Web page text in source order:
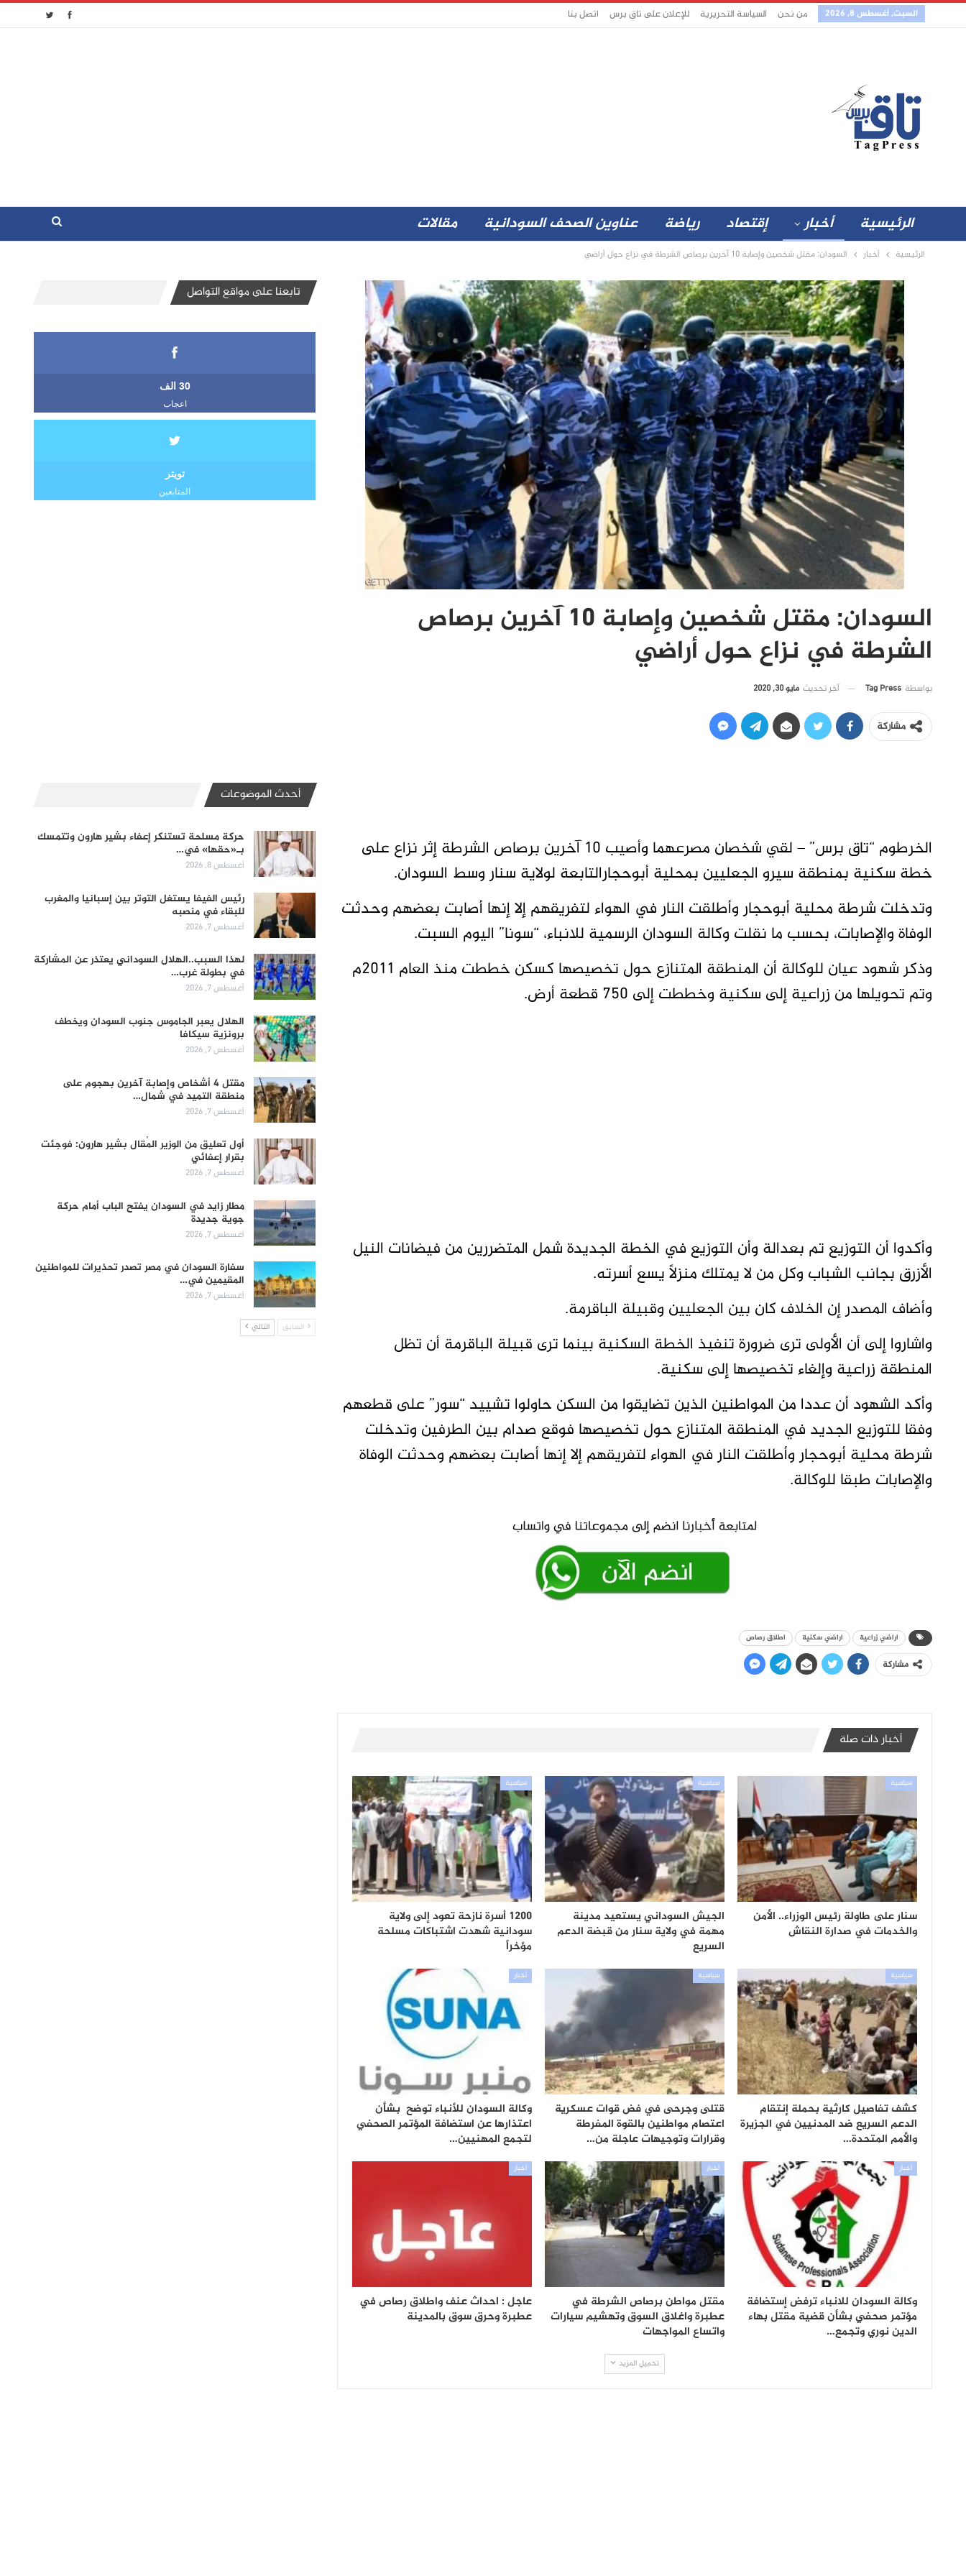
السبت, أغسطس 8, 2026 من نحن السياسة التحريرية للإعلان على تاق برس اتصل بنا
الرئيسية أخبار إقتصاد رياضة عناوين الصحف السودانية مقالات
الرئيسية أخبار السودان: مقتل شخصين وإصابة 10 آخرين برصاص الشرطة في نزاع حول أراضي
السودان: مقتل شخصين وإصابة 10 آخرين برصاص
الشرطة في نزاع حول أراضي
بواسطة Tag Press آخر تحديث مايو 30, 2020
مشاركة
الخرطوم “تاق برس” – لقي شخصان مصرعهما وأصيب 10 آخرين برصاص الشرطة إثر نزاع على
خطة سكنية بمنطقة سيرو الجعليين بمحلية أبوحجارالتابعة لولاية سنار وسط السودان.
وتدخلت شرطة محلية أبوحجار وأطلقت النار في الهواء لتفريقهم إلا إنها أصابت بعضهم وحدثت
الوفاة والإصابات، بحسب ما نقلت وكالة السودان الرسمية للانباء، “سونا” اليوم السبت.
وذكر شهود عيان للوكالة أن المنطقة المتنازع حول تخصيصها كسكن خططت منذ العام 2011م
وتم تحويلها من زراعية إلى سكنية وخططت إلى 750 قطعة أرض.
وأكدوا أن التوزيع تم بعدالة وأن التوزيع في الخطة الجديدة شمل المتضررين من فيضانات النيل
الأزرق بجانب الشباب وكل من لا يمتلك منزلاً يسع أسرته.
وأضاف المصدر إن الخلاف كان بين الجعليين وقبيلة الباقرمة.
واشاروا إلى أن الأولى ترى ضرورة تنفيذ الخطة السكنية بينما ترى قبيلة الباقرمة أن تظل
المنطقة زراعية وإلغاء تخصيصها إلى سكنية.
وأكد الشهود أن عددا من المواطنين الذين تضايقوا من السكن حاولوا تشييد “سور” على قطعهم
وفقا للتوزيع الجديد في المنطقة المتنازع حول تخصيصها فوقع صدام بين الطرفين وتدخلت
شرطة محلية أبوحجار وأطلقت النار في الهواء لتفريقهم إلا إنها أصابت بعضهم وحدثت الوفاة
والإصابات طبقا للوكالة.
اراضي زراعية اراضي سكنية اطلاق رصاص
مشاركة
أخبار ذات صلة
سياسية
سنار على طاولة رئيس الوزراء.. الأمن
والخدمات في صدارة النقاش
سياسية
الجيش السوداني يستعيد مدينة
مهمة في ولاية سنار من قبضة الدعم
السريع
سياسية
1200 أسرة نازحة تعود إلى ولاية
سودانية شهدت اشتباكات مسلحة
مؤخراً
سياسية
كشف تفاصيل كارثية بحملة إنتقام
الدعم السريع ضد المدنيين في الجزيرة
والأمم المتحدة…
سياسية
قتلى وجرحى في فض قوات عسكرية
اعتصام مواطنين بالقوة المفرطة
وقرارات وتوجيهات عاجلة من…
أخبار
وكالة السودان للأنباء توضح بشأن
اعتذارها عن استضافة المؤتمر الصحفي
لتجمع المهنيين…
أخبار
وكالة السودان للانباء ترفض إستضافة
مؤتمر صحفي بشأن قضية مقتل بهاء
الدين نوري وتجمع…
أخبار
مقتل مواطن برصاص الشرطة في
عطبرة واغلاق السوق وتهشيم سيارات
واتساع المواجهات
أخبار
عاجل : احداث عنف واطلاق رصاص في
عطبرة وحرق سوق بالمدينة
تحميل المزيد
تابعنا على مواقع التواصل
30 الف
اعجاب
تويتر
المتابعين
أحدث الموضوعات
حركة مسلحة تستنكر إعفاء بشير هارون وتتمسك
بـ«حقها» في…
أغسطس 8, 2026
رئيس الفيفا يستغل التوتر بين إسبانيا والمغرب
للبقاء في منصبه
أغسطس 7, 2026
لهذا السبب..الهلال السوداني يعتذر عن المشاركة
في بطولة غرب…
أغسطس 7, 2026
الهلال يعبر الجاموس جنوب السودان ويخطف
برونزية سيكافا
أغسطس 7, 2026
مقتل 4 أشخاص وإصابة آخرين بهجوم على
منطقة التميد في شمال…
أغسطس 7, 2026
أول تعليق من الوزير المُقال بشير هارون: فوجئت
بقرار إعفائي
أغسطس 7, 2026
مطار زايد في السودان يفتح الباب أمام حركة
جوية جديدة
أغسطس 7, 2026
سفارة السودان في مصر تصدر تحذيرات للمواطنين
المقيمين في…
أغسطس 7, 2026
السابق التالي